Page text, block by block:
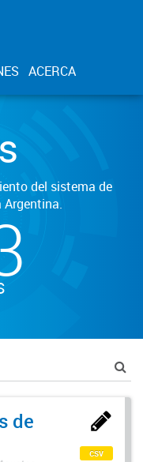
ACERCA
del sistema de
de
csv